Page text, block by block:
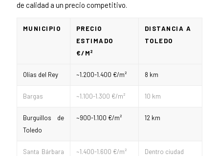
de calidad a un precio competitivo.
MUNICIPIO
PRECIO
ESTIMADO
€/M²
DISTANCIA A
TOLEDO
Olías del Rey ~1.200-1.400 €/m² 8 km
Bargas ~1.100-1.300 €/m² 10 km
Burguillos de
Toledo
~900-1.100 €/m² 12 km
Santa Bárbara
~1.400-1.600 €/m² Dentro ciudad